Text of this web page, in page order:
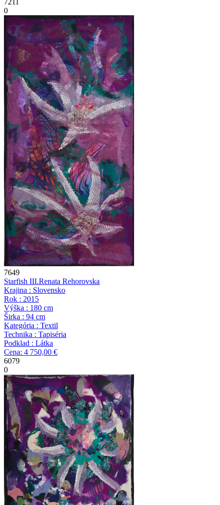
7211
0
7649
Starfish III.Renata Rehorovska
Krajina : Slovensko
Rok : 2015
Výška : 180 cm
Širka : 94 cm
Kategória : Textil
Technika : Tapiséria
Podklad : Látka
Cena: 4 750,00 €
6079
0